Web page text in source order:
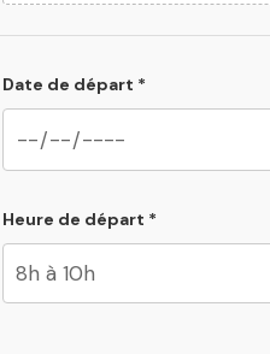
Date de départ *
Heure de départ *